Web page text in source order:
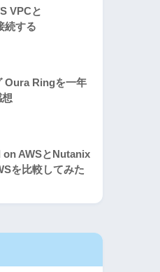
VPCと
続する
Oura Ringを一年
AWSとNutanix
を比較してみた